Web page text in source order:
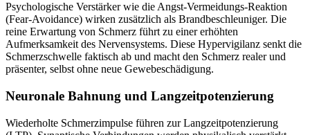
Psychologische Verstärker wie die Angst-Vermeidungs-Reaktion
(Fear-Avoidance) wirken zusätzlich als Brandbeschleuniger. Die
reine Erwartung von Schmerz führt zu einer erhöhten
Aufmerksamkeit des Nervensystems. Diese Hypervigilanz senkt die
Schmerzschwelle faktisch ab und macht den Schmerz realer und
präsenter, selbst ohne neue Gewebeschädigung.
Neuronale Bahnung und Langzeitpotenzierung
Wiederholte Schmerzimpulse führen zur Langzeitpotenzierung